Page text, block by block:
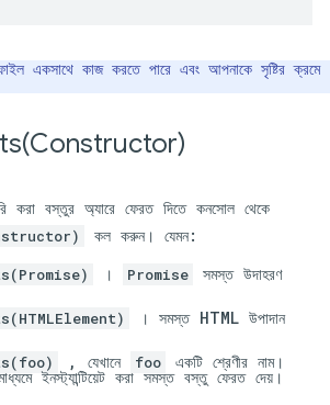
একসাথে কাজ করতে পারে এবং আপনাকে সৃষ্টির ক্রমে
Constructor)
তৈরি করা বস্তুর অ্যারে ফেরত দিতে কনসোল থেকে
কল করুন। যেমন:
। Promise সমস্ত উদাহরণ
। সমস্ত HTML উপাদান
, যেখানে foo একটি শ্রেণীর নাম।
ইনস্ট্যান্টিয়েট করা সমস্ত বস্তু ফেরত দেয়।